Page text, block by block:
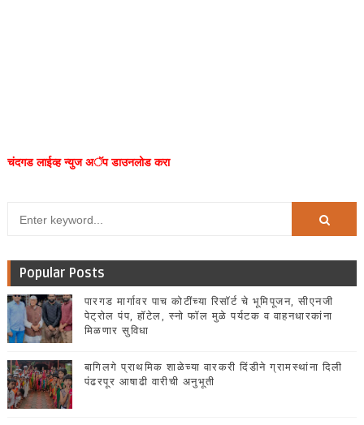
चंदगड लाईव्ह न्युज अॅप डाउनलोड करा
Popular Posts
पारगड मार्गावर पाच कोटींच्या रिसॉर्ट चे भूमिपूजन, सीएनजी
पेट्रोल पंप, हॉटेल, स्नो फॉल मुळे पर्यटक व वाहनधारकांना
मिळणार सुविधा
बागिलगे प्राथमिक शाळेच्या वारकरी दिंडीने ग्रामस्थांना दिली
पंढरपूर आषाढी वारीची अनुभूती